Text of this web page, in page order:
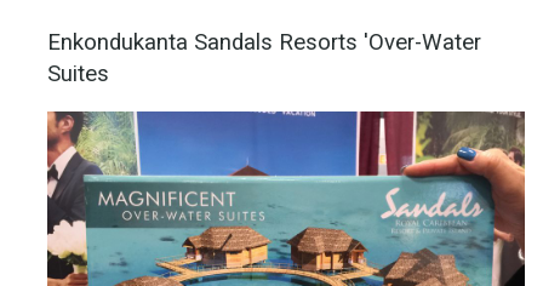
Enkondukanta Sandals Resorts 'Over-Water
Suites